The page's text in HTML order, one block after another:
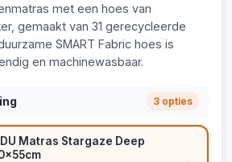
met een hoes van
gemaakt van 31 gerecycleerde
SMART Fabric hoes is
en machinewasbaar.
3 opties
Matras Stargaze Deep